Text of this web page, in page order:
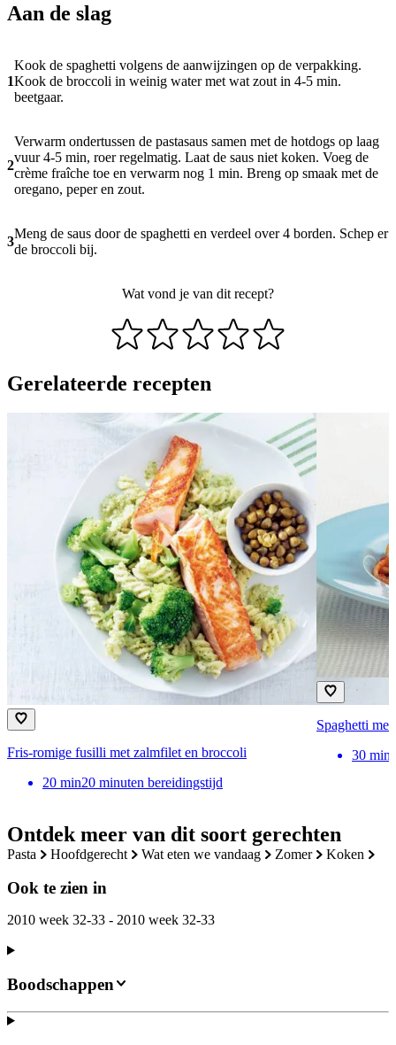
Ontdek meer van dit soort gerechten
pasta hoofdgerecht wat eten we vandaag zomer koken
Ook te zien in
2010 week 32-33 - 2010 week 32-33
Aan de slag
1
Kook de spaghetti volgens de aanwijzingen op de verpakking.
Kook de broccoli in weinig water met wat zout in 4-5 min.
beetgaar.
2
Verwarm ondertussen de pastasaus samen met de hotdogs op laag
vuur 4-5 min, roer regelmatig. Laat de saus niet koken. Voeg de
crème fraîche toe en verwarm nog 1 min. Breng op smaak met de
oregano, peper en zout.
3
Meng de saus door de spaghetti en verdeel over 4 borden. Schep er
de broccoli bij.
Wat vond je van dit recept?
Gerelateerde recepten
Fris-romige fusilli met zalmfilet en broccoli
20 min20 minuten bereidingstijd
Spaghetti
30 min
Boodschappen